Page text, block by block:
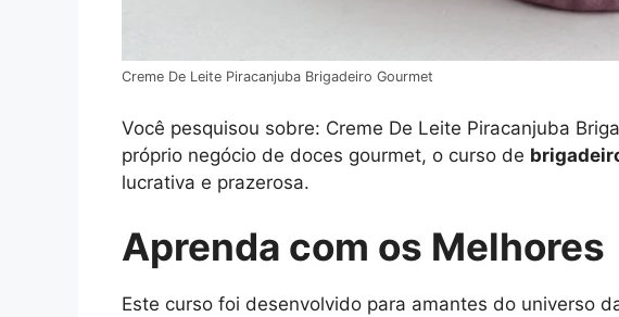
Creme De Leite Piracanjuba Brigadeiro Gourmet
Você pesquisou sobre: Creme De Leite Piracanjuba
próprio negócio de doces gourmet, o curso de
lucrativa e prazerosa.
Aprenda com os Melhores
Este curso foi desenvolvido para amantes do universo